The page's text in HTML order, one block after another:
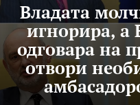
Владата
игнорира, а
одговара на
отвори